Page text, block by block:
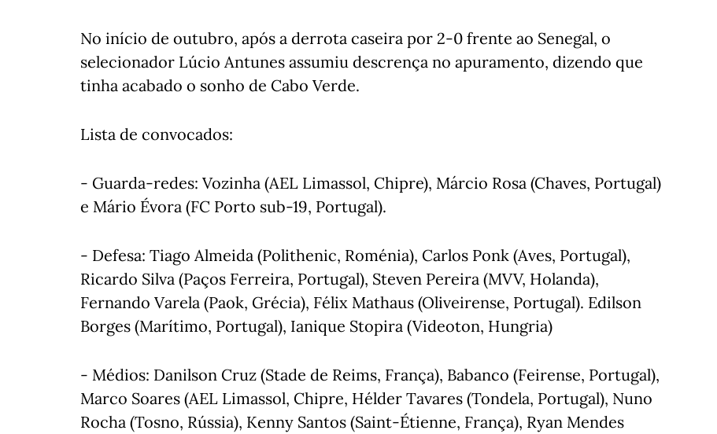
No início de outubro, após a derrota caseira por 2-0 frente ao Senegal, o
selecionador Lúcio Antunes assumiu descrença no apuramento, dizendo que
tinha acabado o sonho de Cabo Verde.
Lista de convocados:
- Guarda-redes: Vozinha (AEL Limassol, Chipre), Márcio Rosa (Chaves, Portugal)
e Mário Évora (FC Porto sub-19, Portugal).
- Defesa: Tiago Almeida (Polithenic, Roménia), Carlos Ponk (Aves, Portugal),
Ricardo Silva (Paços Ferreira, Portugal), Steven Pereira (MVV, Holanda),
Fernando Varela (Paok, Grécia), Félix Mathaus (Oliveirense, Portugal). Edilson
Borges (Marítimo, Portugal), Ianique Stopira (Videoton, Hungria)
- Médios: Danilson Cruz (Stade de Reims, França), Babanco (Feirense, Portugal),
Marco Soares (AEL Limassol, Chipre, Hélder Tavares (Tondela, Portugal), Nuno
Rocha (Tosno, Rússia), Kenny Santos (Saint-Étienne, França), Ryan Mendes